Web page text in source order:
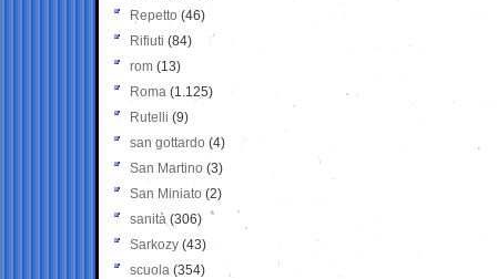
Repetto (46)
Rifiuti (84)
rom (13)
Roma (1.125)
Rutelli (9)
san gottardo (4)
San Martino (3)
San Miniato (2)
sanità (306)
Sarkozy (43)
scuola (354)